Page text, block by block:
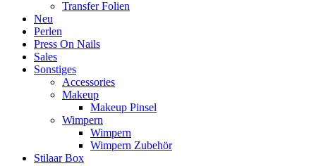
Transfer Folien
Neu
Perlen
Press On Nails
Sales
Sonstiges
Accessories
Makeup
Makeup Pinsel
Wimpern
Wimpern
Wimpern Zubehör
Stilaar Box